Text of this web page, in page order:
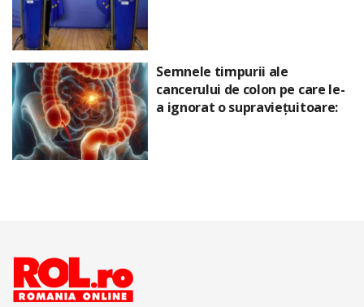
Semnele timpurii ale
cancerului de colon pe care le-
a ignorat o supraviețuitoare: